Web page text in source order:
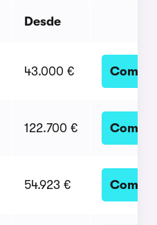
Desde
43.000 €
122.700 €
54.923 €